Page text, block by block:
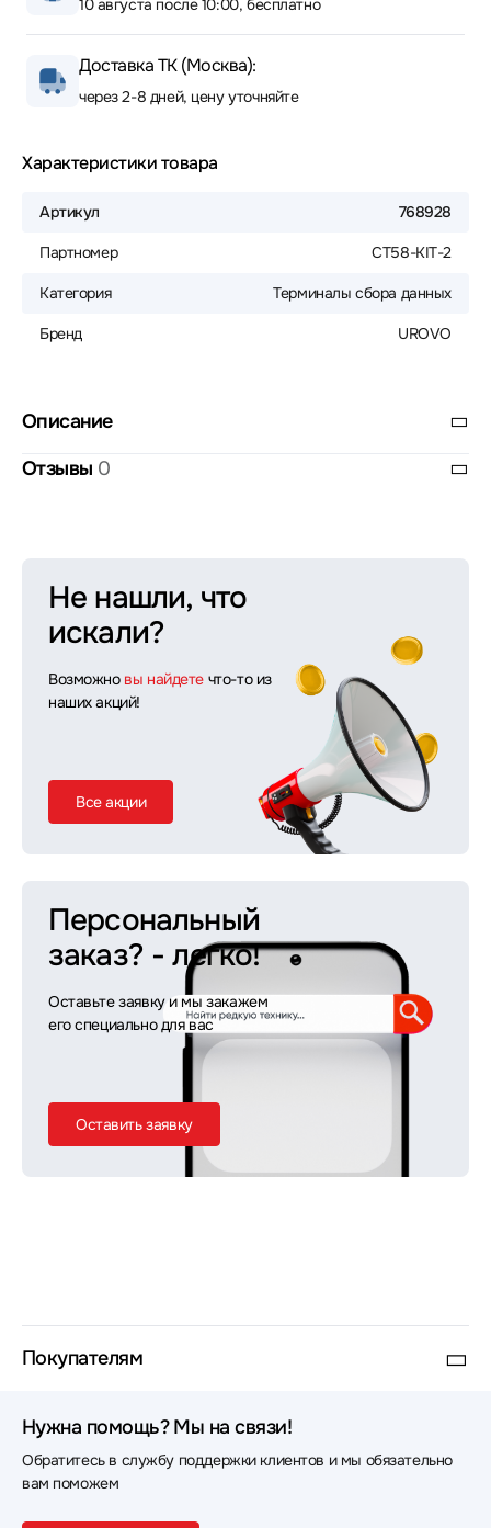
10 августа после 10:00, бесплатно
Доставка ТК (Москва):
через 2-8 дней, цену уточняйте
Характеристики товара
Артикул 768928
Партномер CT58-KIT-2
Категория Терминалы сбора данных
Бренд UROVO
Описание
Отзывы 0
Не нашли, что
искали?
Возможно вы найдете что-то из
наших акций!
Все акции
Персональный
заказ? - легко!
Оставьте заявку и мы закажем
его специально для вас
Оставить заявку
Покупателям
Нужна помощь? Мы на связи!
Обратитесь в службу поддержки клиентов и мы обязательно
вам поможем